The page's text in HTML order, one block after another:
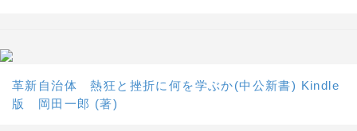
革新自治体 熱狂と挫折に何を学ぶか(中公新書) Kindle
版 岡田一郎 (著)